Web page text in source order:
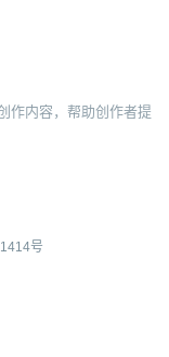
作内容，帮助创作者提
号